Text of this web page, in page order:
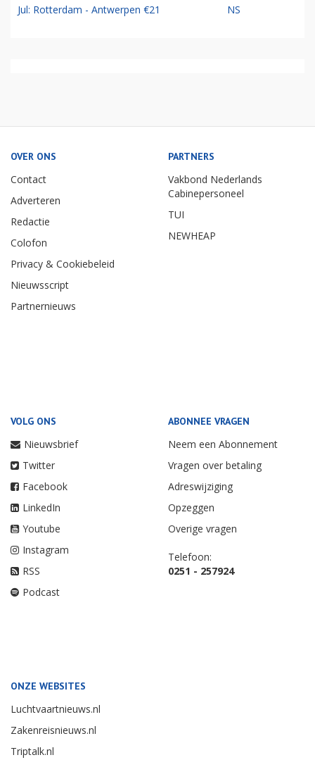
Jul: Rotterdam - Antwerpen €21 NS
OVER ONS
Contact
Adverteren
Redactie
Colofon
Privacy & Cookiebeleid
Nieuwsscript
Partnernieuws
PARTNERS
Vakbond Nederlands
Cabinepersoneel
TUI
NEWHEAP
VOLG ONS
Nieuwsbrief
Twitter
Facebook
LinkedIn
Youtube
Instagram
RSS
Podcast
ABONNEE VRAGEN
Neem een Abonnement
Vragen over betaling
Adreswijziging
Opzeggen
Overige vragen
Telefoon:
0251 - 257924
ONZE WEBSITES
Luchtvaartnieuws.nl
Zakenreisnieuws.nl
Triptalk.nl